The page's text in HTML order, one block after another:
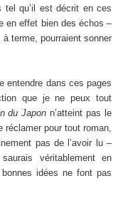
tel qu’il est décrit en ces
en effet bien des échos –
terme, pourraient sonner
entendre dans ces pages
que je ne peux tout
du Japon n’atteint pas le
réclamer pour tout roman,
pas de l’avoir lu –
véritablement en
idées ne font pas